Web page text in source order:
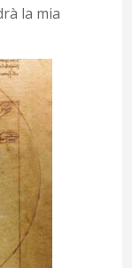
la mia